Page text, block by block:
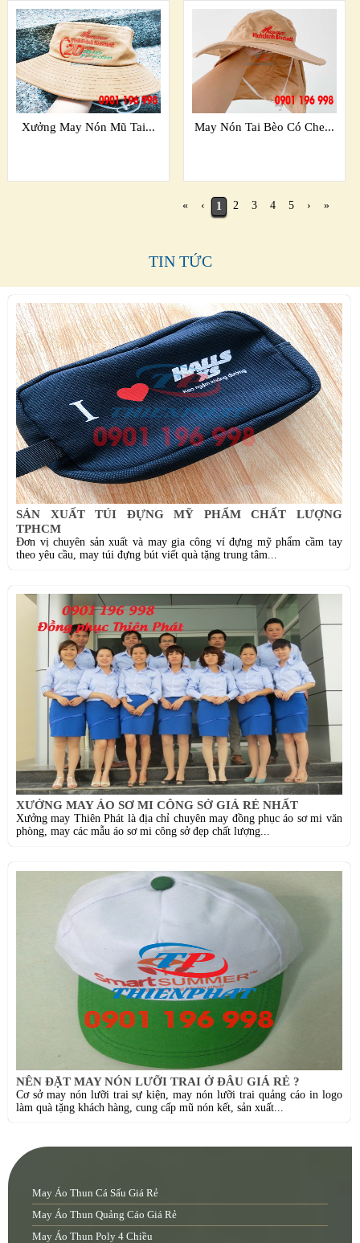
Xưởng May Nón Mũ Tai... May Nón Tai Bèo Có Che...
« ‹ 1 2 3 4 5 › »
TIN TỨC
SẢN XUẤT TÚI ĐỰNG MỸ PHẨM CHẤT LƯỢNG
TPHCM
Đơn vị chuyên sản xuất và may gia công ví đựng mỹ phẩm cầm tay
theo yêu cầu, may túi đựng bút viết quà tặng trung tâm...
XƯỞNG MAY ÁO SƠ MI CÔNG SỞ GIÁ RẺ NHẤT
Xưởng may Thiên Phát là địa chỉ chuyên may đồng phục áo sơ mi văn
phòng, may các mẫu áo sơ mi công sở đẹp chất lượng...
NÊN ĐẶT MAY NÓN LƯỠI TRAI Ở ĐÂU GIÁ RẺ ?
Cơ sở may nón lưỡi trai sự kiện, may nón lưỡi trai quảng cáo in logo
làm quà tặng khách hàng, cung cấp mũ nón kết, sản xuất...
May Áo Thun Cá Sấu Giá Rẻ
May Áo Thun Quảng Cáo Giá Rẻ
May Áo Thun Poly 4 Chiều